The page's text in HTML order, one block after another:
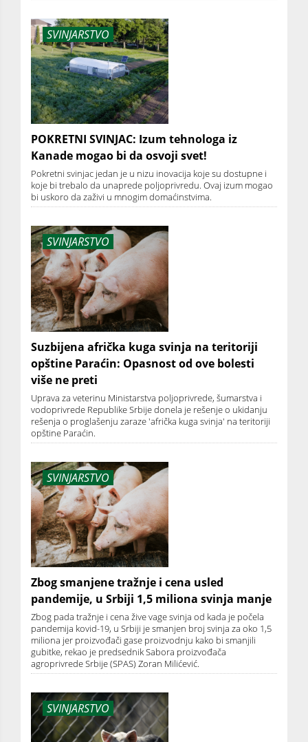
SVINJARSTVO
POKRETNI SVINJAC: Izum tehnologa iz
Kanade mogao bi da osvoji svet!
Pokretni svinjac jedan je u nizu inovacija koje su dostupne i
koje bi trebalo da unaprede poljoprivredu. Ovaj izum mogao
bi uskoro da zaživi u mnogim domaćinstvima.
SVINJARSTVO
Suzbijena afrička kuga svinja na teritoriji
opštine Paraćin: Opasnost od ove bolesti
više ne preti
Uprava za veterinu Ministarstva poljoprivrede, šumarstva i
vodoprivrede Republike Srbije donela je rešenje o ukidanju
rešenja o proglašenju zaraze 'afrička kuga svinja' na teritoriji
opštine Paraćin.
SVINJARSTVO
Zbog smanjene tražnje i cena usled
pandemije, u Srbiji 1,5 miliona svinja manje
Zbog pada tražnje i cena žive vage svinja od kada je počela
pandemija kovid-19, u Srbiji je smanjen broj svinja za oko 1,5
miliona jer proizvođači gase proizvodnju kako bi smanjili
gubitke, rekao je predsednik Sabora proizvođača
agroprivrede Srbije (SPAS) Zoran Milićević.
SVINJARSTVO